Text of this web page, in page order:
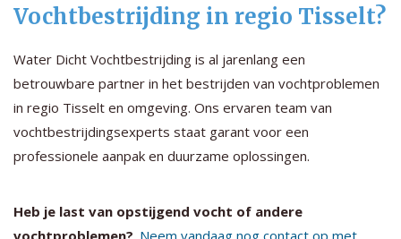
Vochtbestrijding in regio Tisselt?
Water Dicht Vochtbestrijding is al jarenlang een
betrouwbare partner in het bestrijden van vochtproblemen
in regio Tisselt en omgeving. Ons ervaren team van
vochtbestrijdingsexperts staat garant voor een
professionele aanpak en duurzame oplossingen.
Heb je last van opstijgend vocht of andere
vochtproblemen? Neem vandaag nog contact op met